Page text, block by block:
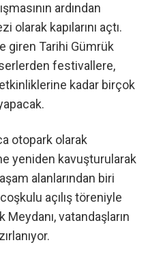
ardından
olarak kapılarını açtı.
giren Tarihi Gümrük
festivallere,
kadar birçok
otopark olarak
yeniden kavuşturularak
alanlarından biri
açılış töreniyle
vatandaşların